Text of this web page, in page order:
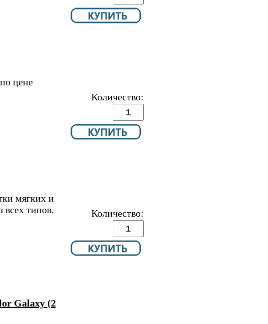
цене
Количество:
мягких и
всех типов.
Количество:
Galaxy (2